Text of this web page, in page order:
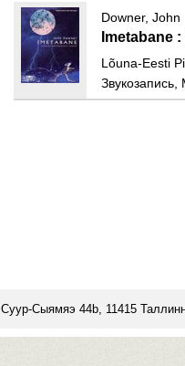
Downer, John
Imetabane
Lõuna-Eesti
Звукозапись,
Суур-Сыямяэ 44b, 11415